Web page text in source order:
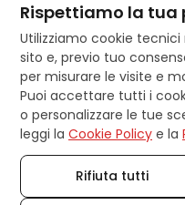
PAGINE
CONTATTI
Powered byMoretti
P.iva 03927580138
Privacy Policy
Cookie
Rispettiamo la tua
Utilizziamo cookie
sito e, previo tuo
per misurare le visite e
Puoi accettare tutti i
o personalizzare le tue
leggi la Cookie Policy e la
Rifiuta tutti